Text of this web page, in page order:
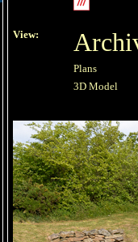
View:
Plans
3D Model